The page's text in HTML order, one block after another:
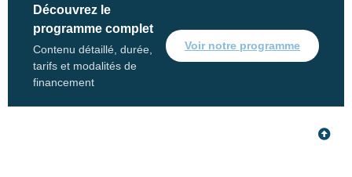
Découvrez le
programme complet
Contenu détaillé, durée,
tarifs et modalités de
financement
Voir notre programme